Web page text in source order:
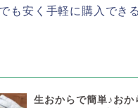
も安く手軽に購入でき
生おからで簡単♪おか